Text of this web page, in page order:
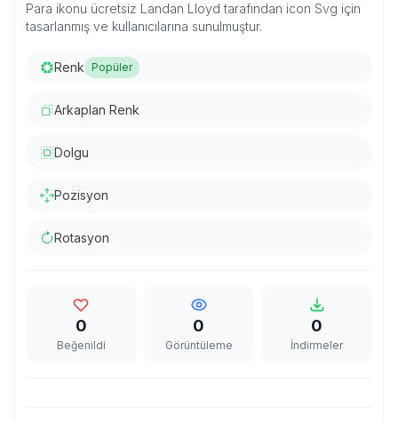
Para ikonu ücretsiz Landan Lloyd tarafından icon Svg için
tasarlanmış ve kullanıcılarına sunulmuştur.
Renk Popüler
Arkaplan Renk
Dolgu
Pozisyon
Rotasyon
0
Beğenildi
0
Görüntüleme
0
İndirmeler